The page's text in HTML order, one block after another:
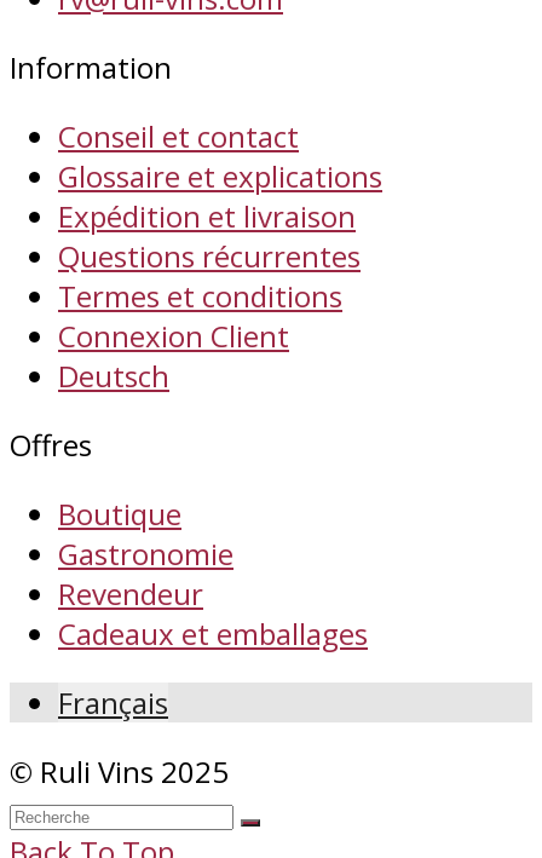
Information
Conseil et contact
Glossaire et explications
Expédition et livraison
Questions récurrentes
Termes et conditions
Connexion Client
Deutsch
Offres
Boutique
Gastronomie
Revendeur
Cadeaux et emballages
Français
© Ruli Vins 2025